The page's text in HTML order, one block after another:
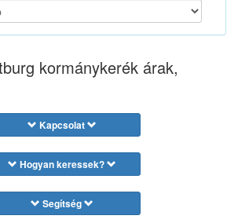
kormánykerék árak,
Kapcsolat
Hogyan keressek?
Segítség